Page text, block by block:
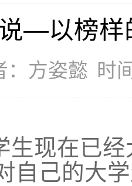
—以榜样
：方姿懿 时
生现在已
自己的大